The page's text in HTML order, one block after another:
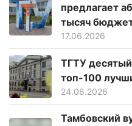
предлагает
тысяч
17.06.2026
ТГТУ
топ-100
24.06.2026
Тамбовский